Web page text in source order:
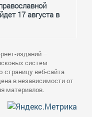
17 августа в
изданий –
систем
веб-сайта
в независимости от
материалов.